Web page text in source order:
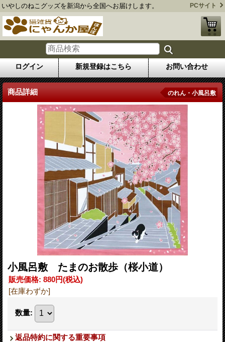
いやしのねこグッズを新潟から全国へお届けします。 PCサイト
ログイン 新規登録はこちら お問い合わせ
商品詳細 のれん・小風呂敷
小風呂敷 たまのお散歩（桜小道）
販売価格: 880円(税込)
[在庫わずか]
数量:
返品特約に関する重要事項